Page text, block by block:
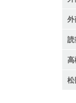
外
高
松